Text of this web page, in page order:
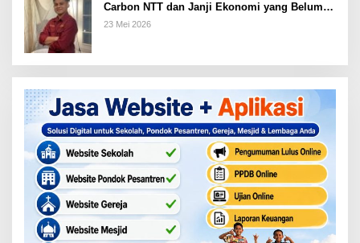
Carbon NTT dan Janji Ekonomi yang Belum
Ditunaikan
23 Mei 2026